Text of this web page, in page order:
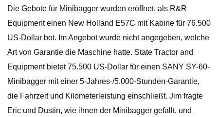
Die Gebote für Minibagger wurden eröffnet, als R&R
Equipment einen New Holland E57C mit Kabine für 76.500
US-Dollar bot. Im Angebot wurde nicht angegeben, welche
Art von Garantie die Maschine hatte. State Tractor and
Equipment bietet 75.500 US-Dollar für einen SANY SY-60-
Minibagger mit einer 5-Jahres-/5.000-Stunden-Garantie,
die Fahrzeit und Kilometerleistung einschließt. Jim fragte
Eric und Dustin, wie ihnen der Minibagger gefällt, und